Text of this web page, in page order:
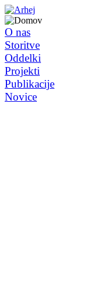
O nas
Storitve
Oddelki
Projekti
Publikacije
Novice